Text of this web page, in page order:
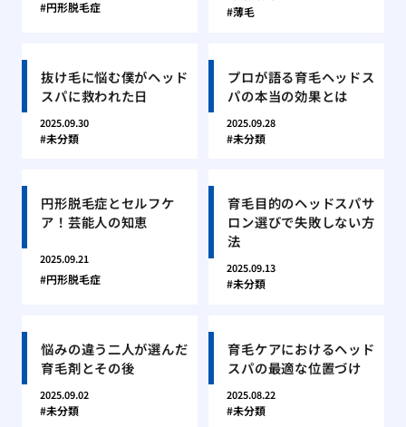
円形脱毛症 薄毛
抜け毛に悩む僕がヘッド
スパに救われた日
2025.09.30
未分類
プロが語る育毛ヘッドス
パの本当の効果とは
2025.09.28
未分類
円形脱毛症とセルフケ
ア！芸能人の知恵
2025.09.21
円形脱毛症
育毛目的のヘッドスパサ
ロン選びで失敗しない方
法
2025.09.13
未分類
悩みの違う二人が選んだ
育毛剤とその後
2025.09.02
未分類
育毛ケアにおけるヘッド
スパの最適な位置づけ
2025.08.22
未分類